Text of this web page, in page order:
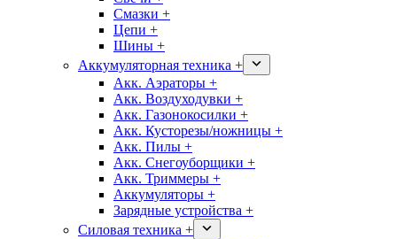
Смазки +
Цепи +
Шины +
Аккумуляторная техника +
Акк. Аэраторы +
Акк. Воздуходувки +
Акк. Газонокосилки +
Акк. Кусторезы/ножницы +
Акк. Пилы +
Акк. Снегоуборщики +
Акк. Триммеры +
Аккумуляторы +
Зарядные устройства +
Силовая техника +